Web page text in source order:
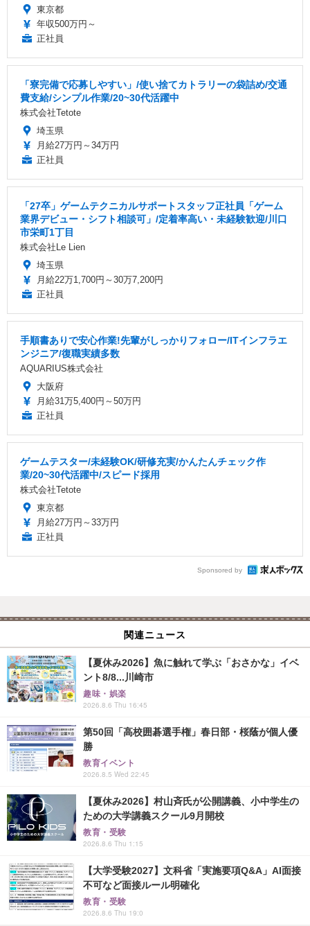
東京都
年収500万円～
正社員
「寮完備で応募しやすい」/使い捨てカトラリーの袋詰め/交通
費支給/シンプル作業/20~30代活躍中
株式会社Tetote
埼玉県
月給27万円～34万円
正社員
「27卒」ゲームテクニカルサポートスタッフ正社員「ゲーム
業界デビュー・シフト相談可」/定着率高い・未経験歓迎/川口
市栄町1丁目
株式会社Le Lien
埼玉県
月給22万1,700円～30万7,200円
正社員
手順書ありで安心作業!先輩がしっかりフォロー/ITインフラエ
ンジニア/復職実績多数
AQUARIUS株式会社
大阪府
月給31万5,400円～50万円
正社員
ゲームテスター/未経験OK/研修充実/かんたんチェック作
業/20~30代活躍中/スピード採用
株式会社Tetote
東京都
月給27万円～33万円
正社員
Sponsored by
関連ニュース
【夏休み2026】魚に触れて学ぶ「おさかな」イベ
ント8/8...川崎市
趣味・娯楽
2026.8.6 Thu 16:45
第50回「高校囲碁選手権」春日部・桜蔭が個人優
勝
教育イベント
2026.8.5 Wed 22:45
【夏休み2026】村山斉氏が公開講義、小中学生の
ための大学講義スクール9月開校
教育・受験
2026.8.6 Thu 1:15
【大学受験2027】文科省「実施要項Q&A」AI面接
不可など面接ルール明確化
教育・受験
2026.8.6 Thu 19:0